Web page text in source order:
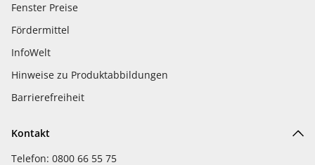
Fenster Preise
Fördermittel
InfoWelt
Hinweise zu Produktabbildungen
Barrierefreiheit
Kontakt
Telefon: 0800 66 55 75